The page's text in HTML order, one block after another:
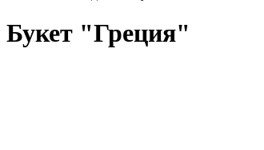
Букет "Греция"